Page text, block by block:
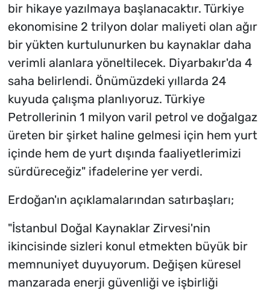
bir hikaye yazılmaya başlanacaktır. Türkiye
ekonomisine 2 trilyon dolar maliyeti olan ağır
bir yükten kurtulunurken bu kaynaklar daha
verimli alanlara yöneltilecek. Diyarbakır'da 4
saha belirlendi. Önümüzdeki yıllarda 24
kuyuda çalışma planlıyoruz. Türkiye
Petrollerinin 1 milyon varil petrol ve doğalgaz
üreten bir şirket haline gelmesi için hem yurt
içinde hem de yurt dışında faaliyetlerimizi
sürdüreceğiz" ifadelerine yer verdi.
Erdoğan'ın açıklamalarından satırbaşları;
"İstanbul Doğal Kaynaklar Zirvesi'nin
ikincisinde sizleri konul etmekten büyük bir
memnuniyet duyuyorum. Değişen küresel
manzarada enerji güvenliği ve işbirliği